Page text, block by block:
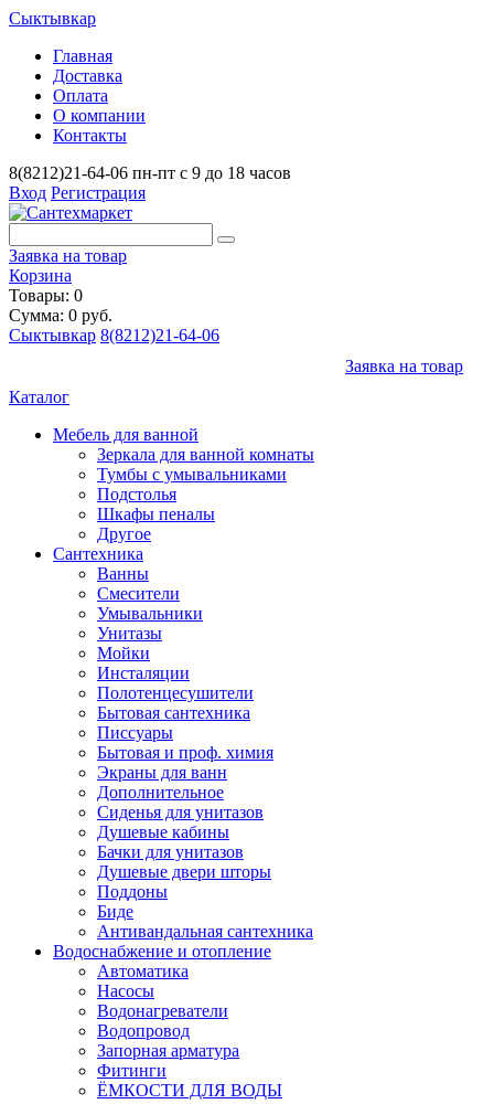
Сыктывкар
Главная
Доставка
Оплата
О компании
Контакты
8(8212)21-64-06 пн-пт с 9 до 18 часов
Вход Регистрация
Заявка на товар
Корзина
Товары: 0
Сумма: 0 руб.
Сыктывкар 8(8212)21-64-06
Заявка на товар
Каталог
Мебель для ванной
Зеркала для ванной комнаты
Тумбы с умывальниками
Подстолья
Шкафы пеналы
Другое
Сантехника
Ванны
Смесители
Умывальники
Унитазы
Мойки
Инсталяции
Полотенцесушители
Бытовая сантехника
Писсуары
Бытовая и проф. химия
Экраны для ванн
Дополнительное
Сиденья для унитазов
Душевые кабины
Бачки для унитазов
Душевые двери шторы
Поддоны
Биде
Антивандальная сантехника
Водоснабжение и отопление
Автоматика
Насосы
Водонагреватели
Водопровод
Запорная арматура
Фитинги
ЁМКОСТИ ДЛЯ ВОДЫ